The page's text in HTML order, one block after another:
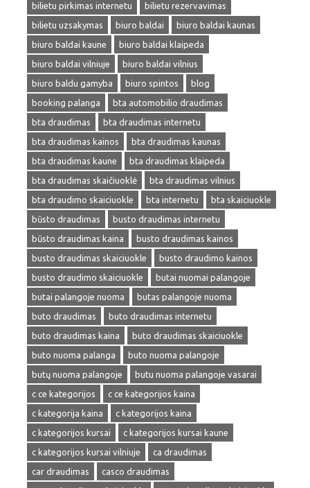
bilietu pirkimas internetu
bilietu rezervavimas
bilietu uzsakymas
biuro baldai
biuro baldai kaunas
biuro baldai kaune
biuro baldai klaipeda
biuro baldai vilniuje
biuro baldai vilnius
biuro baldu gamyba
biuro spintos
blog
booking palanga
bta automobilio draudimas
bta draudimas
bta draudimas internetu
bta draudimas kainos
bta draudimas kaunas
bta draudimas kaune
bta draudimas klaipeda
bta draudimas skaičiuoklė
bta draudimas vilnius
bta draudimo skaiciuokle
bta internetu
bta skaiciuokle
būsto draudimas
busto draudimas internetu
būsto draudimas kaina
busto draudimas kainos
busto draudimas skaiciuokle
busto draudimo kainos
busto draudimo skaiciuokle
butai nuomai palangoje
butai palangoje nuoma
butas palangoje nuoma
buto draudimas
buto draudimas internetu
buto draudimas kaina
buto draudimas skaiciuokle
buto nuoma palanga
buto nuoma palangoje
butų nuoma palangoje
butu nuoma palangoje vasarai
c ce kategorijos
c ce kategorijos kaina
c kategorija kaina
c kategorijos kaina
c kategorijos kursai
c kategorijos kursai kaune
c kategorijos kursai vilniuje
ca draudimas
car draudimas
casco draudimas